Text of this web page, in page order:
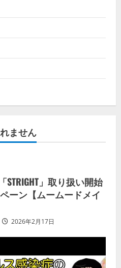
ません
」取り扱い開始
ーン【ムームードメイ
2026年2月17日